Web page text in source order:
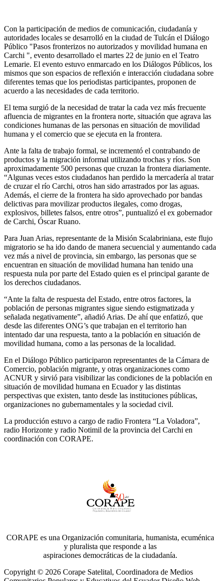
Con la participación de medios de comunicación, ciudadanía y
autoridades locales se desarrolló en la ciudad de Tulcán el Diálogo
Público "Pasos fronterizos no autorizados y movilidad humana en
Carchi ", evento desarrollado el martes 22 de junio en el Teatro
Lemarie. El evento estuvo enmarcado en los Diálogos Públicos, los
mismos que son espacios de reflexión e interacción ciudadana sobre
diferentes temas que los periodistas participantes, proponen de
acuerdo a las necesidades de cada territorio.
El tema surgió de la necesidad de tratar la cada vez más frecuente
afluencia de migrantes en la frontera norte, situación que agrava las
condiciones humanas de las personas en situación de movilidad
humana y el comercio que se ejecuta en la frontera.
Ante la falta de trabajo formal, se incrementó el contrabando de
productos y la migración informal utilizando trochas y ríos. Son
aproximadamente 500 personas que cruzan la frontera diariamente.
“Algunas veces estos ciudadanos han perdido la mercadería al tratar
de cruzar el río Carchi, otros han sido arrastrados por las aguas.
Además, el cierre de la frontera ha sido aprovechado por bandas
delictivas para movilizar productos ilegales, como drogas,
explosivos, billetes falsos, entre otros”, puntualizó el ex gobernador
de Carchi, Óscar Ruano.
Para Juan Arias, representante de la Misión Scalabriniana, este flujo
migratorio se ha ido dando de manera secuencial y aumentando cada
vez más a nivel de provincia, sin embargo, las personas que se
encuentran en situación de movilidad humana han tenido una
respuesta nula por parte del Estado quien es el principal garante de
los derechos ciudadanos.
“Ante la falta de respuesta del Estado, entre otros factores, la
población de personas migrantes sigue siendo estigmatizada y
señalada negativamente”, añadió Arias. De ahí que enfatizó, que
desde las diferentes ONG’s que trabajan en el territorio han
intentado dar una respuesta, tanto a la población en situación de
movilidad humana, como a las personas de la localidad.
En el Diálogo Público participaron representantes de la Cámara de
Comercio, población migrante, y otras organizaciones como
ACNUR y sirvió para visibilizar las condiciones de la población en
situación de movilidad humana en Ecuador y las distintas
perspectivas que existen, tanto desde las instituciones públicas,
organizaciones no gubernamentales y la sociedad civil.
La producción estuvo a cargo de radio Frontera “La Voladora”,
radio Horizonte y radio Notimil de la provincia del Carchi en
coordinación con CORAPE.
CORAPE es una Organización comunitaria, humanista, ecuménica
y pluralista que responde a las
aspiraciones democráticas de la ciudadanía.
Copyright © 2026 Corape Satelital, Coordinadora de Medios